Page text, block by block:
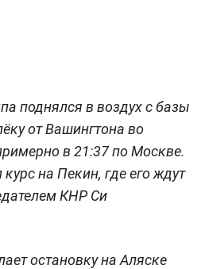
поднялся в воздух с базы
от Вашингтона во
в 21:37 по Москве.
на Пекин, где его ждут
КНР Си
остановку на Аляске